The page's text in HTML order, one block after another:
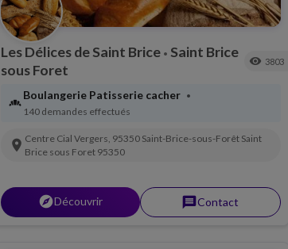
Les Délices de Saint Brice • Saint Brice
sous Foret
visibility 3803
bakery_dining
Boulangerie Patisserie cacher •
140 demandes effectués
location_on Centre Cial Vergers, 95350 Saint-Brice-sous-Forêt Saint
Brice sous Foret 95350
explorerDécouvrir messageContact